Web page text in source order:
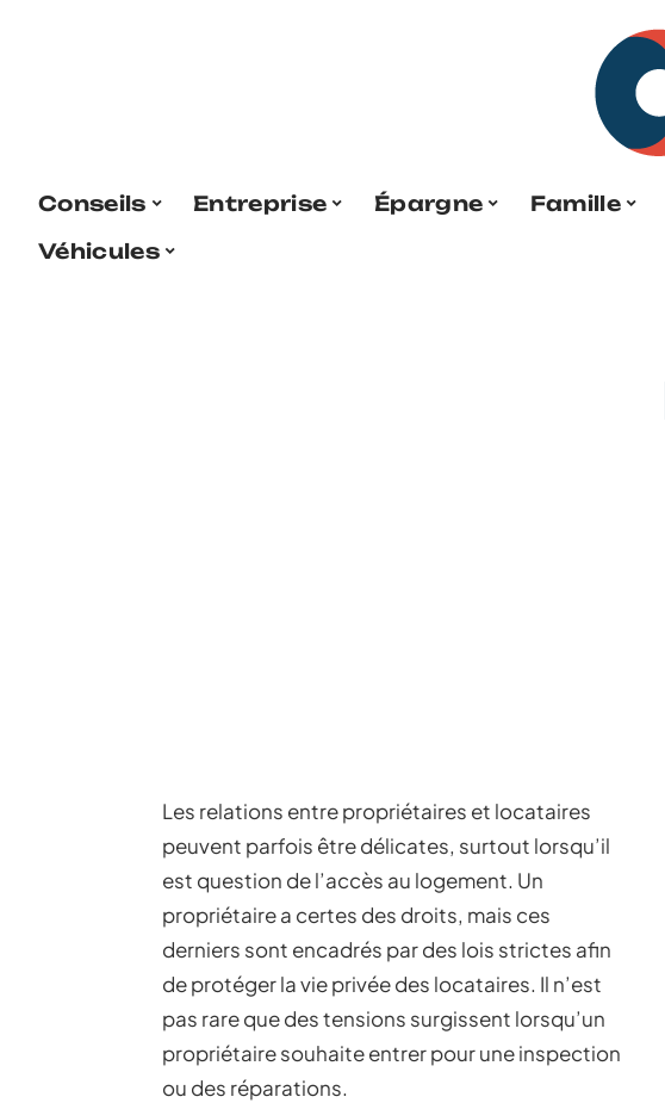
Conseils Entreprise Épargne Famille
Véhicules
Les relations entre propriétaires et locataires
peuvent parfois être délicates, surtout lorsqu’il
est question de l’accès au logement. Un
propriétaire a certes des droits, mais ces
derniers sont encadrés par des lois strictes afin
de protéger la vie privée des locataires. Il n’est
pas rare que des tensions surgissent lorsqu’un
propriétaire souhaite entrer pour une inspection
ou des réparations.